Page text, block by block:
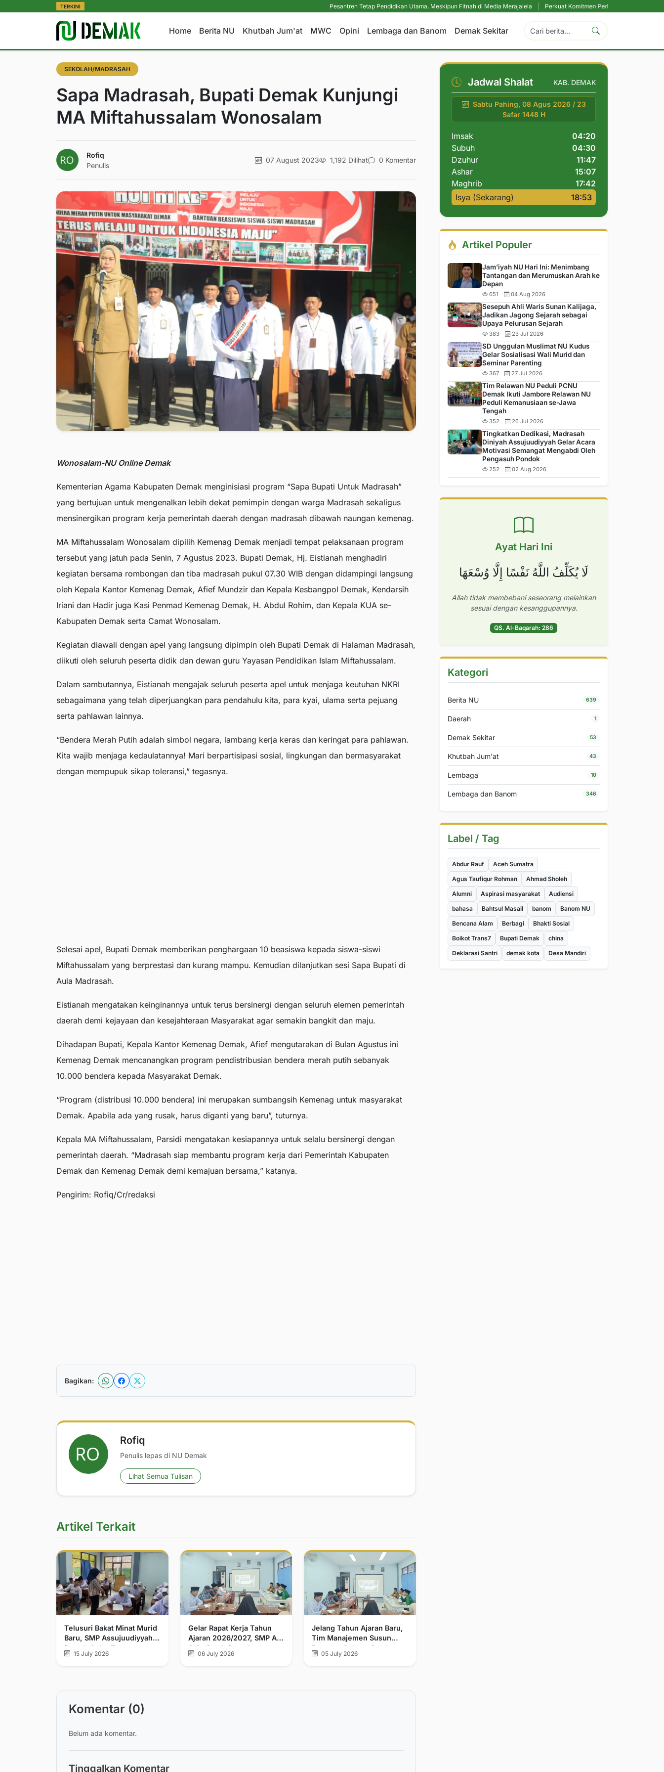
TERKINI Pesantren Tetap Pendidikan Utama, Meskipun Fitnah di Media Merajalela | Perkuat Komitmen Perlindungan Santri, RMI NU
Home Berita NU Khutbah Jum'at MWC Opini Lembaga dan Banom Demak Sekitar
SEKOLAH/MADRASAH
Sapa Madrasah, Bupati Demak Kunjungi
MA Miftahussalam Wonosalam
Rofiq
Penulis
07 August 2023 1,192 Dilihat 0 Komentar
Wonosalam-NU Online Demak
Kementerian Agama Kabupaten Demak menginisiasi program “Sapa Bupati Untuk Madrasah”
yang bertujuan untuk mengenalkan lebih dekat pemimpin dengan warga Madrasah sekaligus
mensinergikan program kerja pemerintah daerah dengan madrasah dibawah naungan kemenag.
MA Miftahussalam Wonosalam dipilih Kemenag Demak menjadi tempat pelaksanaan program
tersebut yang jatuh pada Senin, 7 Agustus 2023. Bupati Demak, Hj. Eistianah menghadiri
kegiatan bersama rombongan dan tiba madrasah pukul 07.30 WIB dengan didampingi langsung
oleh Kepala Kantor Kemenag Demak, Afief Mundzir dan Kepala Kesbangpol Demak, Kendarsih
Iriani dan Hadir juga Kasi Penmad Kemenag Demak, H. Abdul Rohim, dan Kepala KUA se-
Kabupaten Demak serta Camat Wonosalam.
Kegiatan diawali dengan apel yang langsung dipimpin oleh Bupati Demak di Halaman Madrasah,
diikuti oleh seluruh peserta didik dan dewan guru Yayasan Pendidikan Islam Miftahussalam.
Dalam sambutannya, Eistianah mengajak seluruh peserta apel untuk menjaga keutuhan NKRI
sebagaimana yang telah diperjuangkan para pendahulu kita, para kyai, ulama serta pejuang
serta pahlawan lainnya.
“Bendera Merah Putih adalah simbol negara, lambang kerja keras dan keringat para pahlawan.
Kita wajib menjaga kedaulatannya! Mari berpartisipasi sosial, lingkungan dan bermasyarakat
dengan mempupuk sikap toleransi,” tegasnya.
Selesai apel, Bupati Demak memberikan penghargaan 10 beasiswa kepada siswa-siswi
Miftahussalam yang berprestasi dan kurang mampu. Kemudian dilanjutkan sesi Sapa Bupati di
Aula Madrasah.
Eistianah mengatakan keinginannya untuk terus bersinergi dengan seluruh elemen pemerintah
daerah demi kejayaan dan kesejahteraan Masyarakat agar semakin bangkit dan maju.
Dihadapan Bupati, Kepala Kantor Kemenag Demak, Afief mengutarakan di Bulan Agustus ini
Kemenag Demak mencanangkan program pendistribusian bendera merah putih sebanyak
10.000 bendera kepada Masyarakat Demak.
“Program (distribusi 10.000 bendera) ini merupakan sumbangsih Kemenag untuk masyarakat
Demak. Apabila ada yang rusak, harus diganti yang baru”, tuturnya.
Kepala MA Miftahussalam, Parsidi mengatakan kesiapannya untuk selalu bersinergi dengan
pemerintah daerah. “Madrasah siap membantu program kerja dari Pemerintah Kabupaten
Demak dan Kemenag Demak demi kemajuan bersama,” katanya.
Pengirim: Rofiq/Cr/redaksi
Bagikan:
Rofiq
Penulis lepas di NU Demak
Lihat Semua Tulisan
Artikel Terkait
Telusuri Bakat Minat Murid
Baru, SMP Assujuudiyyah
Demak Gelar Tes
Diagnostik
15 July 2026
Gelar Rapat Kerja Tahun
Ajaran 2026/2027, SMP As
Sujudiyyah Demak
Rumuskan Program Cetak
06 July 2026
Jelang Tahun Ajaran Baru,
Tim Manajemen Susun
Program Selama Setahun
Mendatang
05 July 2026
Komentar (0)
Belum ada komentar.
Tinggalkan Komentar
Jadwal Shalat KAB. DEMAK
Sabtu Pahing, 08 Agus 2026 / 23
Safar 1448 H
Imsak
04:20
Subuh
04:30
Dzuhur
11:47
Ashar
15:07
Maghrib
17:42
Isya (Sekarang)
18:53
Artikel Populer
Jam’iyah NU Hari Ini: Menimbang
Tantangan dan Merumuskan Arah ke
Depan
651 04 Aug 2026
Sesepuh Ahli Waris Sunan Kalijaga,
Jadikan Jagong Sejarah sebagai
Upaya Pelurusan Sejarah
383 23 Jul 2026
SD Unggulan Muslimat NU Kudus
Gelar Sosialisasi Wali Murid dan
Seminar Parenting
367 27 Jul 2026
Tim Relawan NU Peduli PCNU
Demak Ikuti Jambore Relawan NU
Peduli Kemanusiaan se-Jawa
Tengah
352 26 Jul 2026
Tingkatkan Dedikasi, Madrasah
Diniyah Assujuudiyyah Gelar Acara
Motivasi Semangat Mengabdi Oleh
Pengasuh Pondok
252 02 Aug 2026
Ayat Hari Ini
لَا يُكَلِّفُ اللَّهُ نَفْسًا إِلَّا وُسْعَهَا
Allah tidak membebani seseorang melainkan
sesuai dengan kesanggupannya.
QS. Al-Baqarah: 286
Kategori
Berita NU 639
Daerah 1
Demak Sekitar 53
Khutbah Jum'at 43
Lembaga 10
Lembaga dan Banom 346
Label / Tag
Abdur Rauf
Aceh Sumatra
Agus Taufiqur Rohman
Ahmad Sholeh
Alumni
Aspirasi masyarakat
Audiensi
bahasa
Bahtsul Masail banom
Banom NU
Bencana Alam
Berbagi
Bhakti Sosial
Boikot Trans7
Bupati Demak
china
Deklarasi Santri
demak kota Desa Mandiri